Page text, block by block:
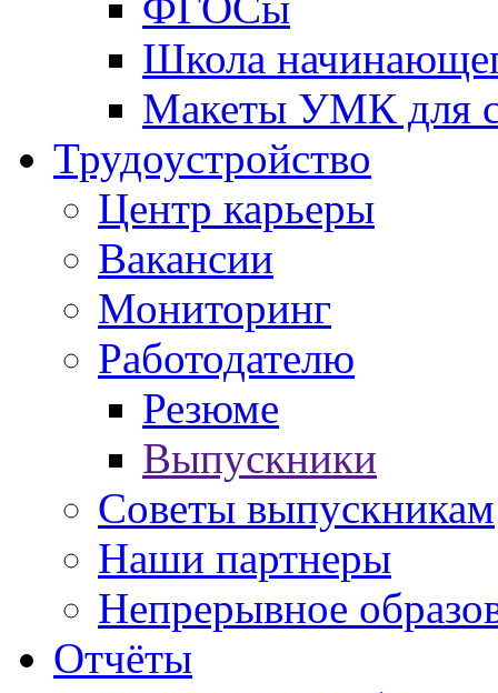
Школа
Макеты УМК для
Трудоустройство
Центр карьеры
Вакансии
Мониторинг
Работодателю
Резюме
Выпускники
Советы выпускникам
Наши партнеры
Непрерывное
Отчёты